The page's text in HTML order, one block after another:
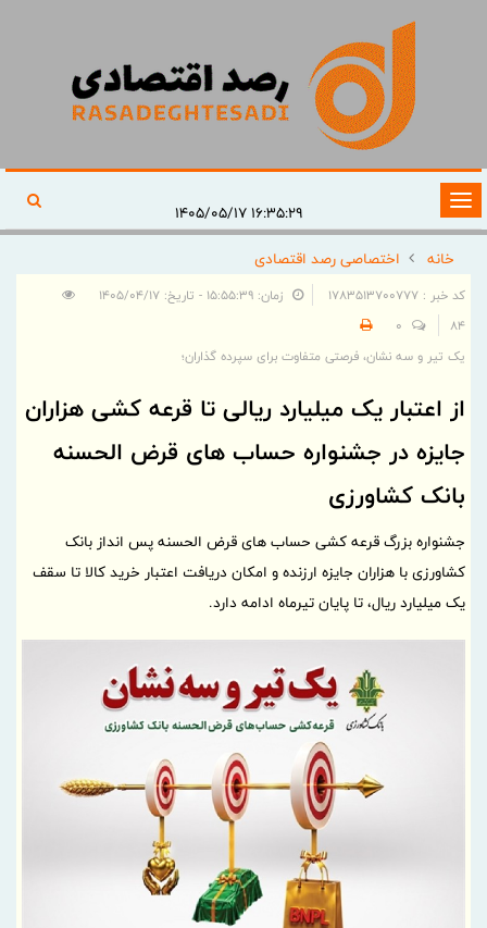
تغییر
وضعیت
ناوبری
خانه
اختصاصی رصد اقتصادی
کد خبر : 1783513700777
زمان: ۱۵:۵۵:۳۹ - تاریخ: ۱۴۰۵/۰۴/۱۷
84
0
یک تیر و سه نشان، فرصتی متفاوت برای سپرده گذاران؛
از اعتبار یک میلیارد ریالی تا قرعه کشی هزاران
جایزه در جشنواره حساب های قرض الحسنه
بانک کشاورزی
جشنواره بزرگ قرعه کشی حساب های قرض الحسنه پس انداز بانک
کشاورزی با هزاران جایزه ارزنده و امکان دریافت اعتبار خرید کالا تا سقف
یک میلیارد ریال، تا پایان تیرماه ادامه دارد.